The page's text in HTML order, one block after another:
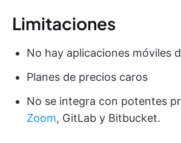
Limitaciones
No hay aplicaciones móviles
Planes de precios caros
No se integra con potentes
Zoom, GitLab y Bitbucket.